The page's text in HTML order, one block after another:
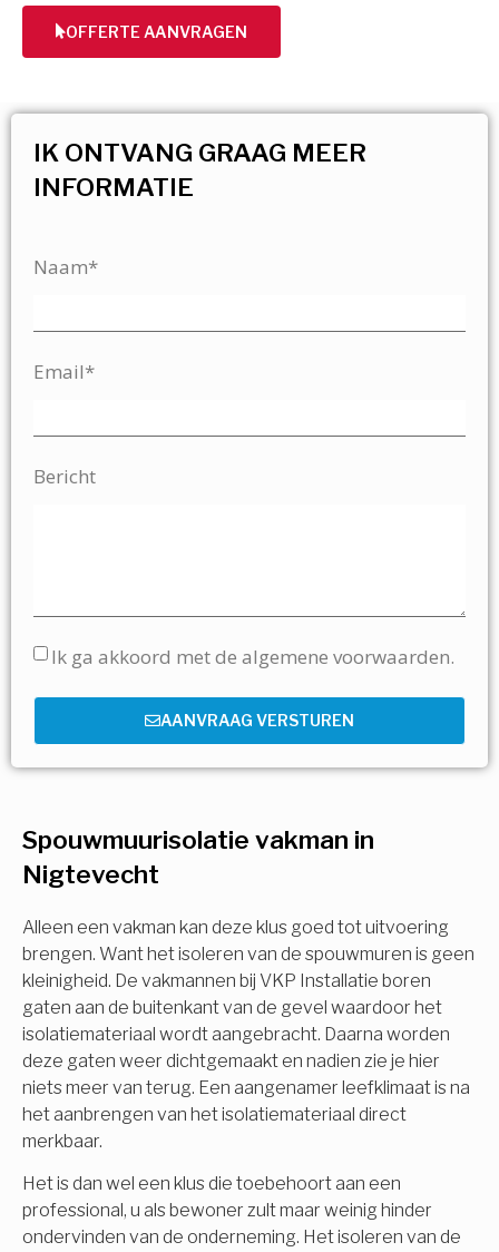
OFFERTE AANVRAGEN
Spouwmuurisolatie vakman in
Nigtevecht
Alleen een vakman kan deze klus goed tot uitvoering
brengen. Want het isoleren van de spouwmuren is geen
kleinigheid. De vakmannen bij VKP Installatie boren
gaten aan de buitenkant van de gevel waardoor het
isolatiemateriaal wordt aangebracht. Daarna worden
deze gaten weer dichtgemaakt en nadien zie je hier
niets meer van terug. Een aangenamer leefklimaat is na
het aanbrengen van het isolatiemateriaal direct
merkbaar.
Het is dan wel een klus die toebehoort aan een
professional, u als bewoner zult maar weinig hinder
ondervinden van de onderneming. Het isoleren van de
IK ONTVANG GRAAG MEER
INFORMATIE
Naam*
Email*
Bericht
Ik ga akkoord met de algemene voorwaarden.
AANVRAAG VERSTUREN